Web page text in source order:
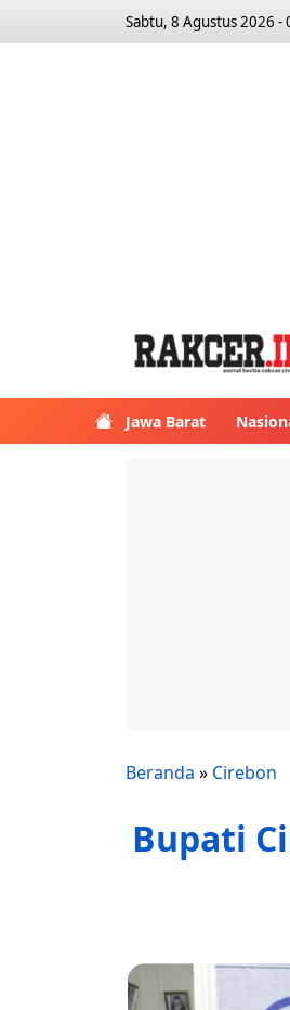
Sabtu, 8 Agustus 2026 -
Jawa Barat
Beranda » Cirebon
Bupati